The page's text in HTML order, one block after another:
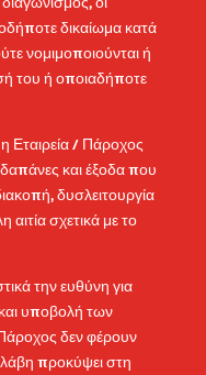
δικαίωμα κατά
νομιμοποιούνται ή
του ή οποιαδήποτε
Εταιρεία / Πάροχος
και έξοδα που
δυσλειτουργία
σχετικά με το
την ευθύνη για
υποβολή των
δεν φέρουν
προκύψει στη